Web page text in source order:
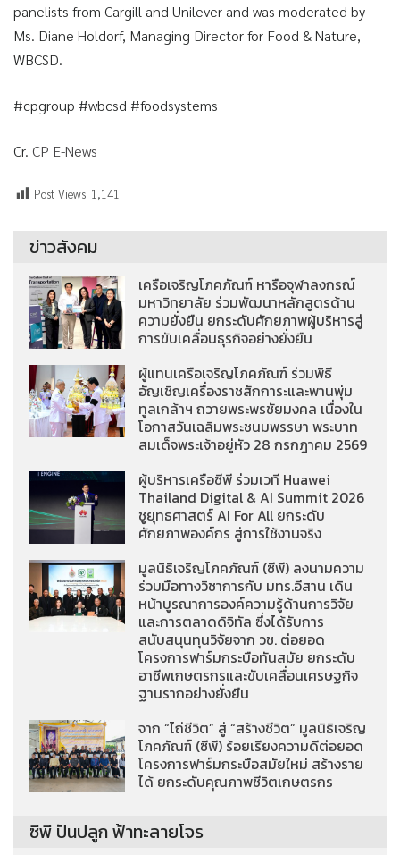
panelists from Cargill and Unilever and was moderated by
Ms. Diane Holdorf, Managing Director for Food & Nature,
WBCSD.
#cpgroup #wbcsd #foodsystems
Cr. CP E-News
Post Views: 1,141
ข่าวสังคม
เครือเจริญโภคภัณฑ์ หารือจุฬาลงกรณ์
มหาวิทยาลัย ร่วมพัฒนาหลักสูตรด้าน
ความยั่งยืน ยกระดับศักยภาพผู้บริหารสู่
การขับเคลื่อนธุรกิจอย่างยั่งยืน
ผู้แทนเครือเจริญโภคภัณฑ์ ร่วมพิธี
อัญเชิญเครื่องราชสักการะและพานพุ่ม
ทูลเกล้าฯ ถวายพระพรชัยมงคล เนื่องใน
โอกาสวันเฉลิมพระชนมพรรษา พระบาท
สมเด็จพระเจ้าอยู่หัว 28 กรกฎาคม 2569
ผู้บริหารเครือซีพี ร่วมเวที Huawei
Thailand Digital & AI Summit 2026
ชูยุทธศาสตร์ AI For All ยกระดับ
ศักยภาพองค์กร สู่การใช้งานจริง
มูลนิธิเจริญโภคภัณฑ์ (ซีพี) ลงนามความ
ร่วมมือทางวิชาการกับ มทร.อีสาน เดิน
หน้าบูรณาการองค์ความรู้ด้านการวิจัย
และการตลาดดิจิทัล ซึ่งได้รับการ
สนับสนุนทุนวิจัยจาก วช. ต่อยอด
โครงการฟาร์มกระบือทันสมัย ยกระดับ
อาชีพเกษตรกรและขับเคลื่อนเศรษฐกิจ
ฐานรากอย่างยั่งยืน
จาก “ไถ่ชีวิต” สู่ “สร้างชีวิต” มูลนิธิเจริญ
โภคภัณฑ์ (ซีพี) ร้อยเรียงความดีต่อยอด
โครงการฟาร์มกระบือสมัยใหม่ สร้างราย
ได้ ยกระดับคุณภาพชีวิตเกษตรกร
ซีพี ปันปลูก ฟ้าทะลายโจร